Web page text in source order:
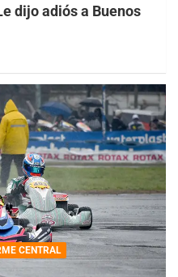
dijo adiós a Buenos
CENTRAL